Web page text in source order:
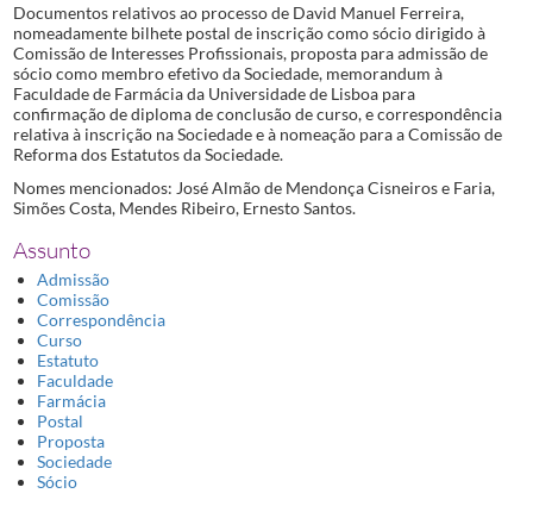
Documentos relativos ao processo de David Manuel Ferreira,
nomeadamente bilhete postal de inscrição como sócio dirigido à
Comissão de Interesses Profissionais, proposta para admissão de
sócio como membro efetivo da Sociedade, memorandum à
Faculdade de Farmácia da Universidade de Lisboa para
confirmação de diploma de conclusão de curso, e correspondência
relativa à inscrição na Sociedade e à nomeação para a Comissão de
Reforma dos Estatutos da Sociedade.
Nomes mencionados: José Almão de Mendonça Cisneiros e Faria,
Simões Costa, Mendes Ribeiro, Ernesto Santos.
Assunto
Admissão
Comissão
Correspondência
Curso
Estatuto
Faculdade
Farmácia
Postal
Proposta
Sociedade
Sócio